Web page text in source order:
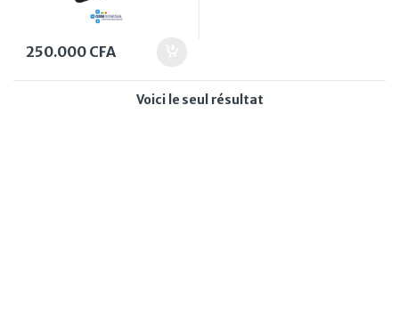
250.000 CFA
Voici le seul résultat